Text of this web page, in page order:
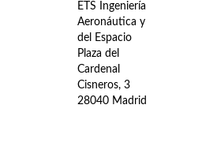
ETS Ingeniería
Aeronáutica y
del Espacio
Plaza del
Cardenal
Cisneros, 3
28040 Madrid